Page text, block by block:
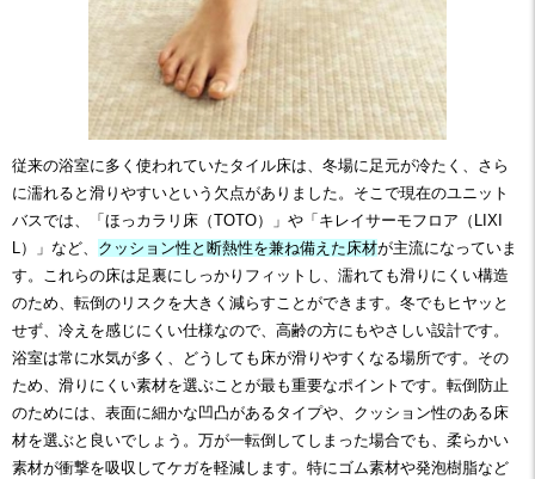
従来の浴室に多く使われていたタイル床は、冬場に足元が冷たく、さら
に濡れると滑りやすいという欠点がありました。そこで現在のユニット
バスでは、「ほっカラリ床（TOTO）」や「キレイサーモフロア（LIXI
L）」など、 クッション性と断熱性を兼ね備えた床材が主流になっていま
す。これらの床は足裏にしっかりフィットし、濡れても滑りにくい構造
のため、転倒のリスクを大きく減らすことができます。冬でもヒヤッと
せず、冷えを感じにくい仕様なので、高齢の方にもやさしい設計です。
浴室は常に水気が多く、どうしても床が滑りやすくなる場所です。その
ため、滑りにくい素材を選ぶことが最も重要なポイントです。転倒防止
のためには、表面に細かな凹凸があるタイプや、クッション性のある床
材を選ぶと良いでしょう。万が一転倒してしまった場合でも、柔らかい
素材が衝撃を吸収してケガを軽減します。特にゴム素材や発泡樹脂など